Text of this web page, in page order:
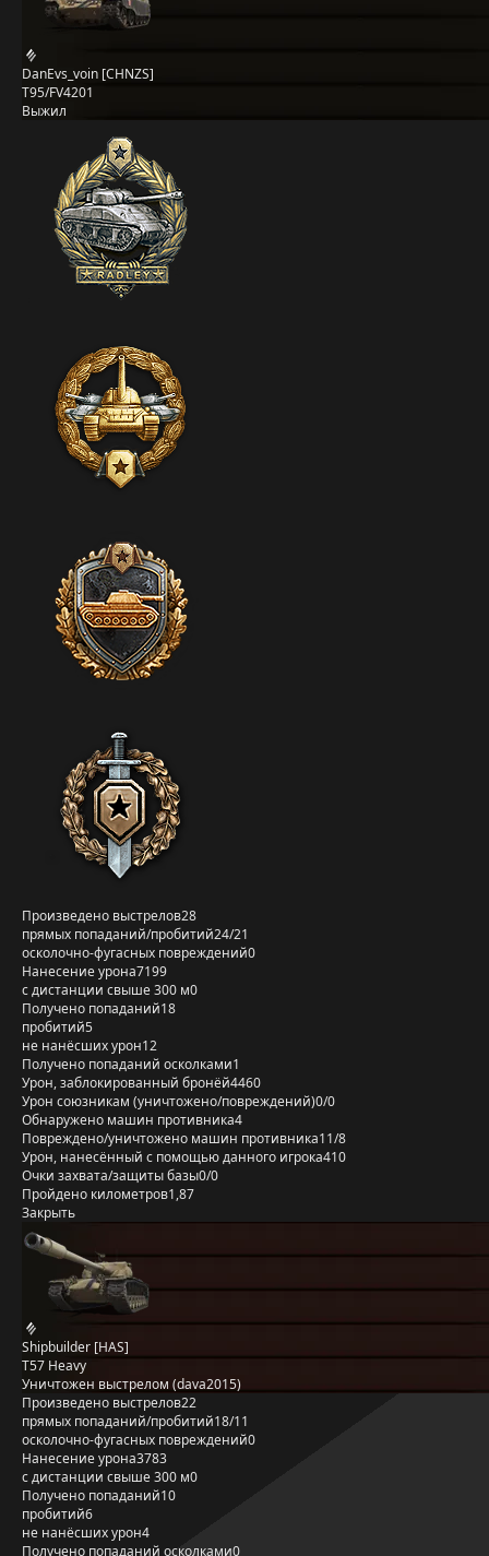
DanEvs_voin [CHNZS]
T95/FV4201
Выжил
Произведено выстрелов28
прямых попаданий/пробитий24/21
осколочно-фугасных повреждений0
Нанесение урона7199
с дистанции свыше 300 м0
Получено попаданий18
пробитий5
не нанёсших урон12
Получено попаданий осколками1
Урон, заблокированный бронёй4460
Урон союзникам (уничтожено/повреждений)0/0
Обнаружено машин противника4
Повреждено/уничтожено машин противника11/8
Урон, нанесённый с помощью данного игрока410
Очки захвата/защиты базы0/0
Пройдено километров1,87
Закрыть
Shipbuilder [HAS]
T57 Heavy
Уничтожен выстрелом (dava2015)
Произведено выстрелов22
прямых попаданий/пробитий18/11
осколочно-фугасных повреждений0
Нанесение урона3783
с дистанции свыше 300 м0
Получено попаданий10
пробитий6
не нанёсших урон4
Получено попаданий осколками0